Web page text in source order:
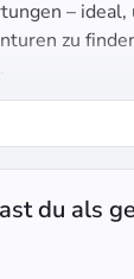
– ideal,
zu
du als